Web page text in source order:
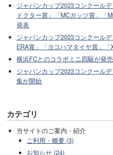
ジャパンカップ2023コンクール
ドクター賞」「MCガッツ賞」「
発表
ジャパンカップ2023コンクール
ERA賞」「ヨコハマタイヤ賞」
横浜FCとのコラボミニ四駆が発
ジャパンカップ2023コンクール
集が開始
カテゴリ
当サイトのご案内・紹介
ご利用・概要 (3)
お知らせ (24)